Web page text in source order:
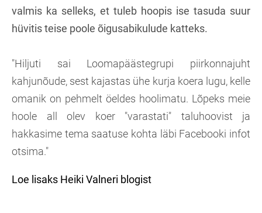
valmis ka selleks, et tuleb hoopis ise tasuda suur
hüvitis teise poole õigusabikulude katteks.
"Hiljuti sai Loomapäästegrupi piirkonnajuht
kahjunõude, sest kajastas ühe kurja koera lugu, kelle
omanik on pehmelt öeldes hoolimatu. Lõpeks meie
hoole all olev koer "varastati" taluhoovist ja
hakkasime tema saatuse kohta läbi Facebooki infot
otsima."
Loe lisaks Heiki Valneri blogist